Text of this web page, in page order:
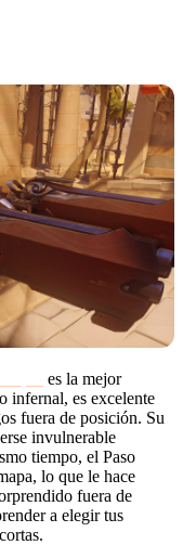
es la mejor
infernal, es excelente
fuera de posición. Su
invulnerable
tiempo, el Paso
lo que le hace
fuera de
a elegir tus